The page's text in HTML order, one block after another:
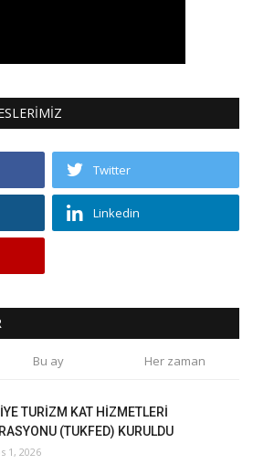
Twitter
Linkedin
Bu ay Her zaman
TURİZM KAT HİZMETLERİ
(TUKFED) KURULDU
1, 2026